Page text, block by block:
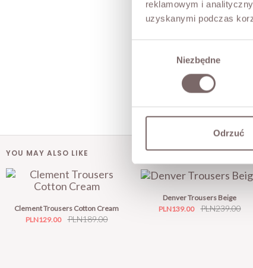
reklamowym i
uzyskanymi podczas
Niezbędne
Odrzuć
YOU MAY ALSO LIKE
Clement Trousers Cotton Cream
Price
PLN129.00
Regular
PLN189.00
Denver Trousers Beige
Price
PLN139.00
Regular
PLN239.00